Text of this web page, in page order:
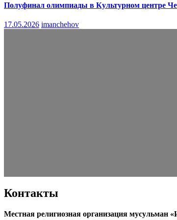
Полуфинал олимпиады в Культурном центре
17.05.2026 imanchehov
Контакты
Местная религиозная организация мусульман